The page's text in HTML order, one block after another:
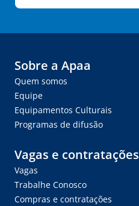
Sobre a Apaa
Quem somos
Equipe
Equipamentos Culturais
Programas de difusão
Vagas e contratações
Vagas
Trabalhe Conosco
Compras e contratações